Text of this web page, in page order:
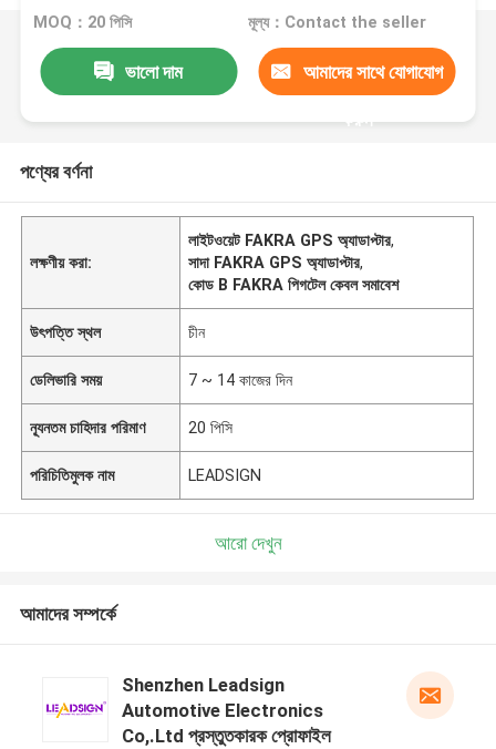
MOQ：20 পিসি মূল্য：Contact the seller
ভালো দাম আমাদের সাথে যোগাযোগ
করুন
পণ্যের বর্ণনা
লক্ষণীয় করা:
লাইটওয়েট FAKRA GPS অ্যাডাপ্টার,
সাদা FAKRA GPS অ্যাডাপ্টার,
কোড B FAKRA পিগটেল কেবল সমাবেশ
উৎপত্তি স্থল চীন
ডেলিভারি সময় 7 ~ 14 কাজের দিন
ন্যূনতম চাহিদার পরিমাণ 20 পিসি
পরিচিতিমুলক নাম LEADSIGN
আরো দেখুন
আমাদের সম্পর্কে
Shenzhen Leadsign
Automotive Electronics
Co,.Ltd প্রস্তুতকারক প্রোফাইল